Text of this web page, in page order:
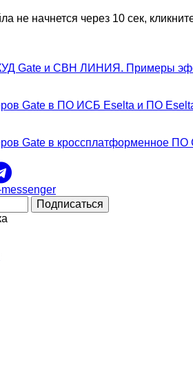
не начнется через 10 сек,
Gatе и СВН ЛИНИЯ. Примеры
Gate в ПО ИСБ Eselta и ПО
Gate в кроссплатформенное
Подписаться